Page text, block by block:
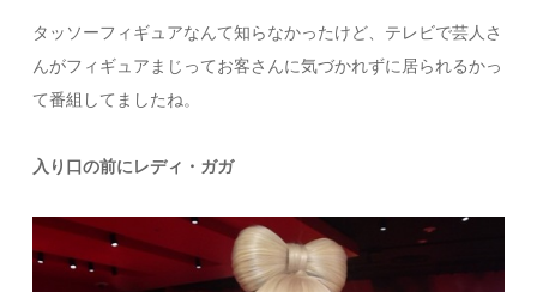
タッソーフィギュアなんて知らなかったけど、テレビで芸人さ
んがフィギュアまじってお客さんに気づかれずに居られるかっ
て番組してましたね。
入り口の前にレディ・ガガ